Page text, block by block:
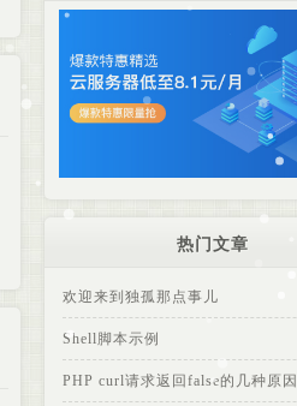
热门文章
欢迎来到独孤那点事儿
Shell脚本示例
PHP curl请求返回false的几种原因